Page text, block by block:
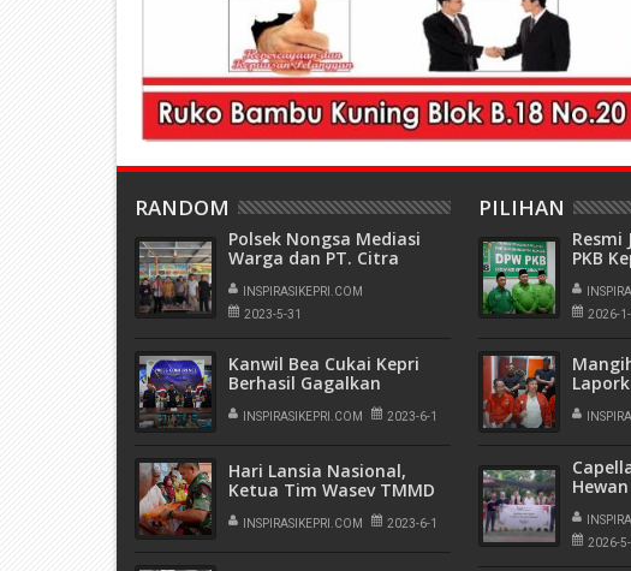
RANDOM
Polsek Nongsa Mediasi
Warga dan PT. Citra
Tritunas Prakarsa Terkait
Ganti Rugi Lahan dan
Bangunan di Kp. Teluk
INSPIRASIKEPRI.COM
2023-5-31
Kanwil Bea Cukai Kepri
Berhasil Gagalkan
Penyelundupan Ribuan
Botol Minuman
INSPIRASIKEPRI.COM 2023-6-1
Hari Lansia Nasional,
Ketua Tim Wasev TMMD
ke-116 Serahkan Bantuan
Kepada Warga Kavling
INSPIRASIKEPRI.COM 2023-6-1
PILIHAN
Resmi
PKB
2026-
Kalau
Al
2026-